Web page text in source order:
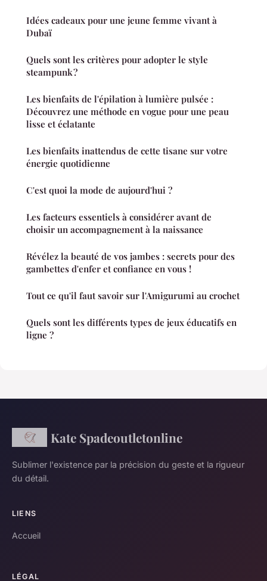
Idées cadeaux pour une jeune femme vivant à
Dubaï
Quels sont les critères pour adopter le style
steampunk ?
Les bienfaits de l'épilation à lumière pulsée :
Découvrez une méthode en vogue pour une peau
lisse et éclatante
Les bienfaits inattendus de cette tisane sur votre
énergie quotidienne
C'est quoi la mode de aujourd'hui ?
Les facteurs essentiels à considérer avant de
choisir un accompagnement à la naissance
Révélez la beauté de vos jambes : secrets pour des
gambettes d'enfer et confiance en vous !
Tout ce qu'il faut savoir sur l'Amigurumi au crochet
Quels sont les différents types de jeux éducatifs en
ligne ?
Kate Spadeoutletonline
Sublimer l'existence par la précision du geste et la rigueur
du détail.
LIENS
Accueil
LÉGAL